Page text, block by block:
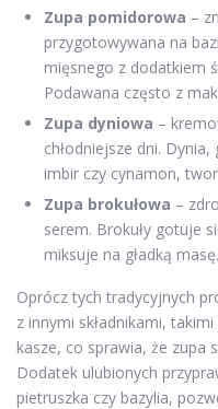
Zupa pomidorowa –
przygotowywana na
mięsnego z dodatkiem
Podawana często z
Zupa dyniowa –
chłodniejsze dni.
imbir czy cynamon,
Zupa brokułowa –
serem. Brokuły gotuje
miksuje na gładką masę.
Oprócz tych tradycyjnych
z innymi składnikami,
kasze, co sprawia, że zupa
Dodatek ulubionych
pietruszka czy bazylia,